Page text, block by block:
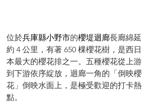
位於兵庫縣小野市的櫻堤迴廊長廊綿延
約 4 公里，有著 650 棵櫻花樹，是西日
本最大的櫻花排之一。五種櫻花從上游
到下游依序綻放，迴廊一角的「倒映櫻
花」倒映水面上，是極受歡迎的打卡熱
點。